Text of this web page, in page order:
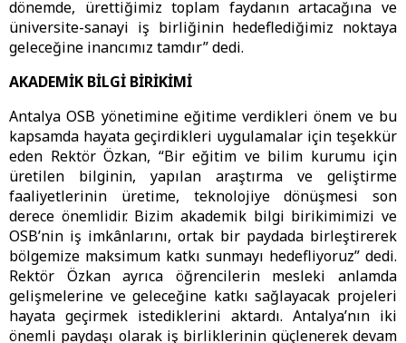
dönemde, ürettiğimiz toplam faydanın artacağına ve
üniversite-sanayi iş birliğinin hedeflediğimiz noktaya
geleceğine inancımız tamdır” dedi.
AKADEMİK BİLGİ BİRİKİMİ
Antalya OSB yönetimine eğitime verdikleri önem ve bu
kapsamda hayata geçirdikleri uygulamalar için teşekkür
eden Rektör Özkan, “Bir eğitim ve bilim kurumu için
üretilen bilginin, yapılan araştırma ve geliştirme
faaliyetlerinin üretime, teknolojiye dönüşmesi son
derece önemlidir. Bizim akademik bilgi birikimimizi ve
OSB’nin iş imkânlarını, ortak bir paydada birleştirerek
bölgemize maksimum katkı sunmayı hedefliyoruz” dedi.
Rektör Özkan ayrıca öğrencilerin mesleki anlamda
gelişmelerine ve geleceğine katkı sağlayacak projeleri
hayata geçirmek istediklerini aktardı. Antalya’nın iki
önemli paydaşı olarak iş birliklerinin güçlenerek devam